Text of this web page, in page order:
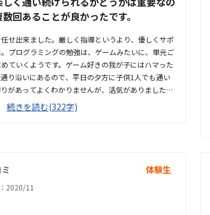
らせていなかったのですが、プログラミングでは必
に上達できればいいなと思います。
回あることが良かったです。
せ出来ました。厳しく指導というより、優しくサポ
プログラミングの勉強は、ゲームみたいに、単元ご
ていくようです。ゲーム好きの我が子にはハマった
り沿いにあるので、平日の夕方に子供1人でも通い
があってよくわかりませんが、活気がありました。
のを見るのも良い刺激になるといいです。他の教室
ログラミング教室よりリーズナブルだと思います。
続きを読む(322字)
体験生
2020/11